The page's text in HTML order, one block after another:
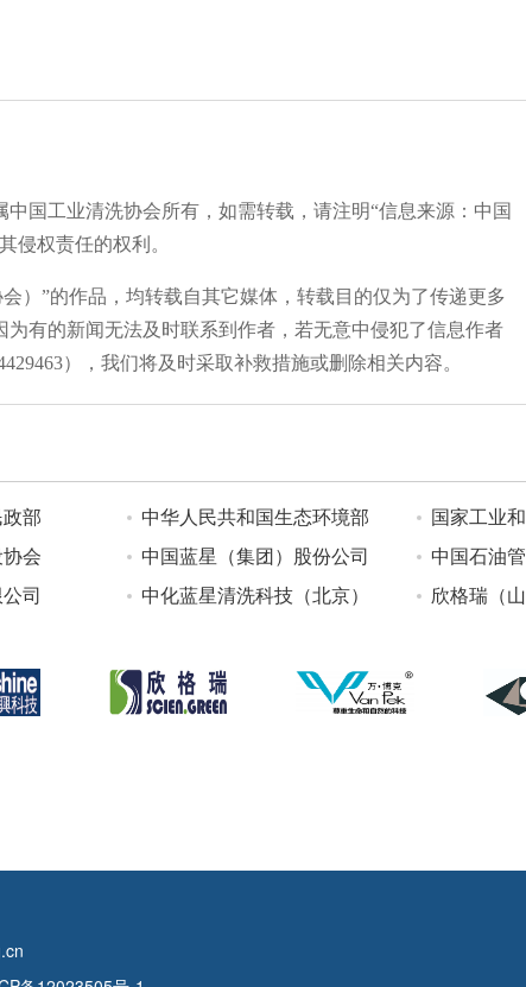
国工业清洗协会所有，如需转载，请注明“信息来源：中国
侵权责任的权利。
）”的作品，均转载自其它媒体，转载目的仅为了传递更多
有的新闻无法及时联系到作者，若无意中侵犯了信息作者
），我们将及时采取补救措施或删除相关内容。
部 中华人民共和国生态环境部
国家工业
会 中国蓝星（集团）股份公司
中国石油
司 中化蓝星清洗科技（北京） 欣格瑞（